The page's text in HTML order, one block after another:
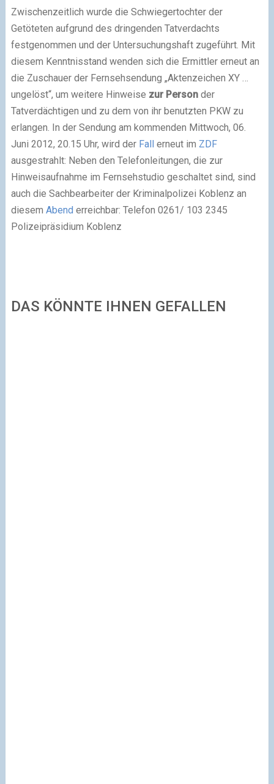
Zwischenzeitlich wurde die Schwiegertochter der
Getöteten aufgrund des dringenden Tatverdachts
festgenommen und der Untersuchungshaft zugeführt. Mit
diesem Kenntnisstand wenden sich die Ermittler erneut an
die Zuschauer der Fernsehsendung „Aktenzeichen XY …
ungelöst“, um weitere Hinweise zur Personder
Tatverdächtigen und zu dem von ihr benutzten PKW zu
erlangen. In der Sendung am kommenden Mittwoch, 06.
Juni 2012, 20.15 Uhr, wird der Fallerneut im ZDF
ausgestrahlt: Neben den Telefonleitungen, die zur
Hinweisaufnahme im Fernsehstudio geschaltet sind, sind
auch die Sachbearbeiter der Kriminalpolizei Koblenz an
diesem Abend erreichbar: Telefon 0261/ 103 2345
Polizeipräsidium Koblenz
DAS KÖNNTE IHNEN GEFALLEN